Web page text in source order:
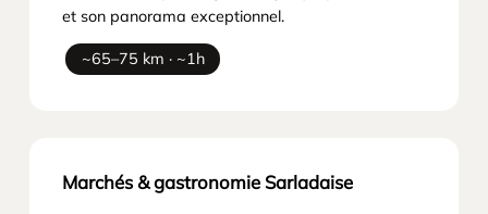
et son panorama exceptionnel.
~65–75 km · ~1h
Marchés & gastronomie Sarladaise